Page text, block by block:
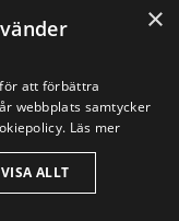
×
att förbättra
webbplats samtycker
Läs mer
ALLT